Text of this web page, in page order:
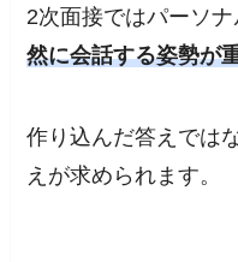
2次面接ではパーソ
然に会話する姿勢が
作り込んだ答えでは
えが求められます。